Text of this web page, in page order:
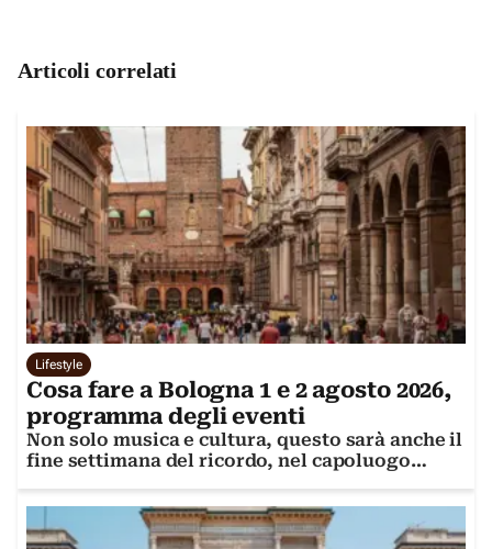
Articoli correlati
Lifestyle
Cosa fare a Bologna 1 e 2 agosto 2026,
programma degli eventi
Non solo musica e cultura, questo sarà anche il
fine settimana del ricordo, nel capoluogo